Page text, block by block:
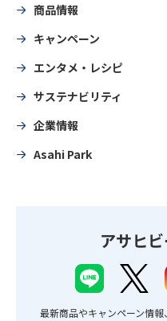
商品情報
キャンペーン
エンタメ・レシピ
サステナビリティ
企業情報
Asahi Park
アサヒ
最新商品やキャンペーン情